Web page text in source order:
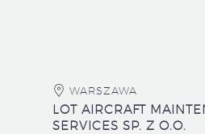
WARSZAWA
LOT AIRCRAFT
SERVICES SP. Z O.O.